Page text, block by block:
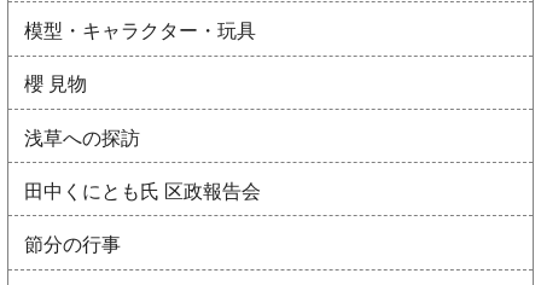
模型・キャラクター・玩具
櫻 見物
浅草への探訪
田中くにとも氏 区政報告会
節分の行事